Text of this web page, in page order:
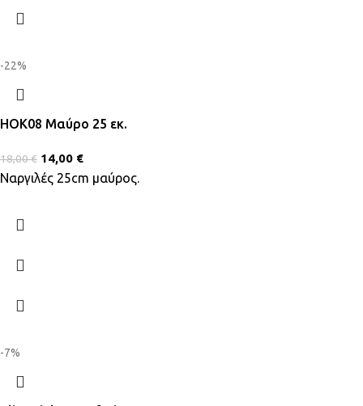
-22%
HOK08 Μαύρο 25 εκ.
18,00€ 14,00 €
Ναργιλές 25cm μαύρος.
-7%